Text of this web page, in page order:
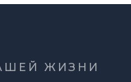
ЖИЗНИ